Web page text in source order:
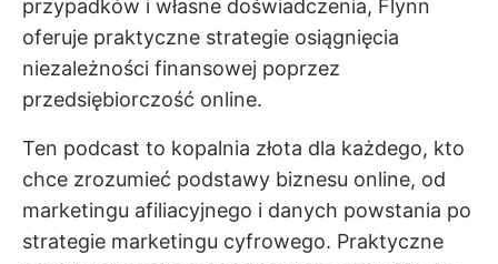
przypadków i własne doświadczenia, Flynn
oferuje praktyczne strategie osiągnięcia
niezależności finansowej poprzez
przedsiębiorczość online.
Ten podcast to kopalnia złota dla każdego, kto
chce zrozumieć podstawy biznesu online, od
marketingu afiliacyjnego i danych powstania po
strategie marketingu cyfrowego. Praktyczne